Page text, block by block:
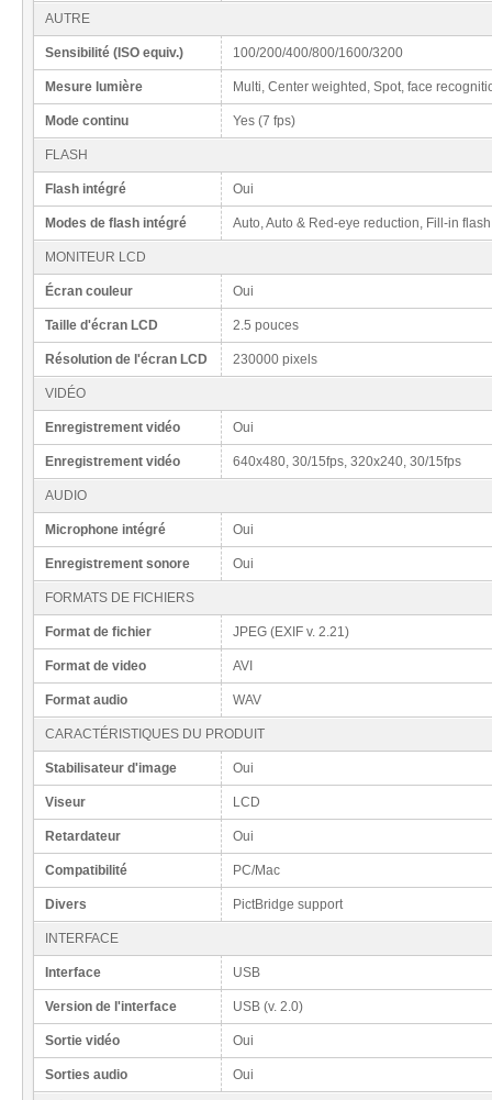
AUTRE
Sensibilité (ISO equiv.) 100/200/400/800/1600/3200
Mesure lumière Multi, Center weighted, Spot, face
Mode continu Yes (7 fps)
FLASH
Flash intégré Oui
Modes de flash intégré Auto, Auto & Red-eye reduction, Fill-in
MONITEUR LCD
Écran couleur Oui
Taille d'écran LCD 2.5 pouces
Résolution de l'écran LCD 230000 pixels
VIDÉO
Enregistrement vidéo Oui
Enregistrement vidéo 640x480, 30/15fps, 320x240, 30/15fps
AUDIO
Microphone intégré Oui
Enregistrement sonore Oui
FORMATS DE FICHIERS
Format de fichier JPEG (EXIF v. 2.21)
Format de video AVI
Format audio WAV
CARACTÉRISTIQUES DU PRODUIT
Stabilisateur d'image Oui
Viseur LCD
Retardateur Oui
Compatibilité PC/Mac
Divers PictBridge support
INTERFACE
Interface USB
Version de l'interface USB (v. 2.0)
Sortie vidéo Oui
Sorties audio Oui